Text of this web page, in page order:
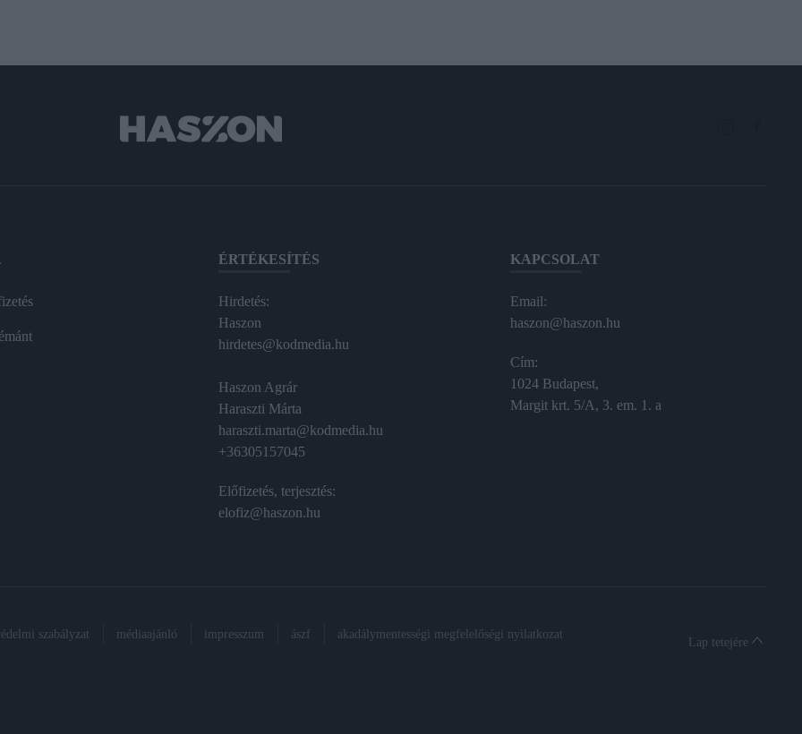
ÉRTÉKESÍTÉS
Hirdetés:
Haszon
hirdetes@kodmedia.hu
Haszon Agrár
Haraszti Márta
haraszti.marta@kodmedia.hu
+36305157045
Előfizetés, terjesztés:
elofiz@haszon.hu
KAPCSOLAT
Email:
haszon@haszon.hu
Cím:
1024 Budapest,
Margit krt. 5/A, 3. em. 1. a
szabályzat médiaajánló impresszum ászf akadálymentességi megfelelőségi nyilatkozat
Lap tetejére